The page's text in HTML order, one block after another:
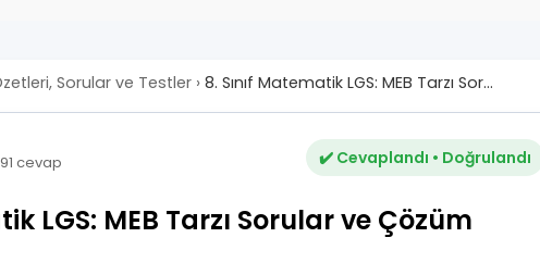
Sorular ve Testler › 8. Sınıf Matematik LGS: MEB Tarzı Sor...
cevap ✔️ Cevaplandı • Doğrulandı
LGS: MEB Tarzı Sorular ve Çözüm